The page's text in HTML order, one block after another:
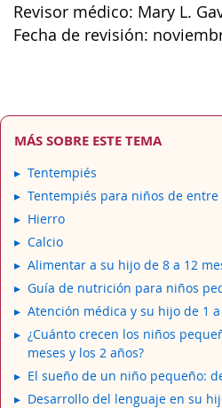
Revisor médico: Mary L.
Fecha de revisión:
MÁS SOBRE ESTE TEMA
Tentempiés
Tentempiés para niños de entre
Hierro
Calcio
Alimentar a su hijo de 8 a 12
Guía de nutrición para niños
Atención médica y su hijo de 1
¿Cuánto crecen los niños
meses y los 2 años?
El sueño de un niño pequeño:
Desarrollo del lenguaje en su